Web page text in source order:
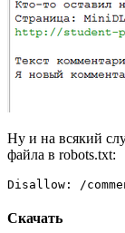
Ну и на всякий
файла в robots.txt:
Disallow: /
Скачать